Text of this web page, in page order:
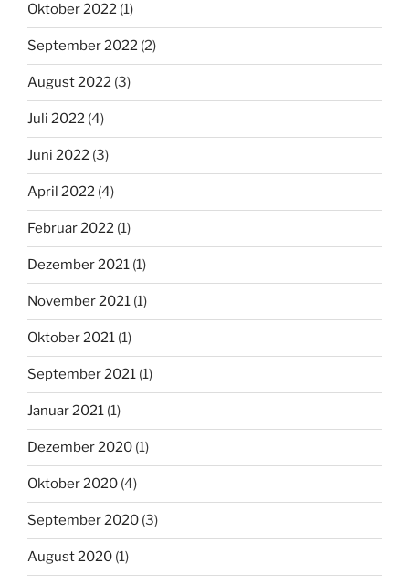
Oktober 2022 (1)
September 2022 (2)
August 2022 (3)
Juli 2022 (4)
Juni 2022 (3)
April 2022 (4)
Februar 2022 (1)
Dezember 2021 (1)
November 2021 (1)
Oktober 2021 (1)
September 2021 (1)
Januar 2021 (1)
Dezember 2020 (1)
Oktober 2020 (4)
September 2020 (3)
August 2020 (1)